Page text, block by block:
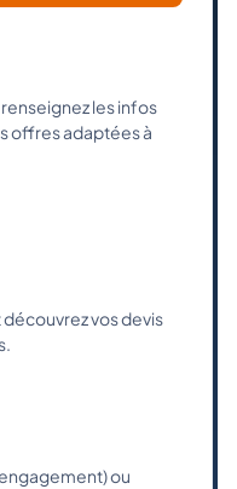
les infos
offres adaptées à
vos devis
ou